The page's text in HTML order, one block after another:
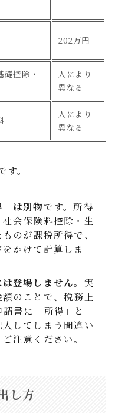
202万円
控除・
人により
異なる
人により
異なる
。
」は別物です。所得
会保険料控除・生
のが課税所得で、
かけて計算しま
は登場しません。実
のことで、税務上
書に「所得」と
してしまう間違い
注意ください。
し方